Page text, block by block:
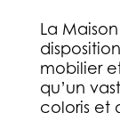
La
mobilier
qu’un
coloris et